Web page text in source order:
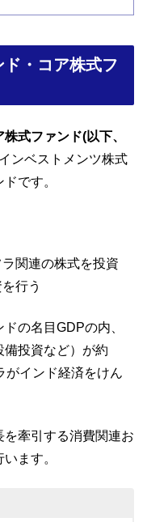
・コア株式フ
株式ファンド(以下、
ンベストメンツ株式
です。
関連の株式を投資
行う
の名目GDPの内、
投資など）が約
がインド経済をけん
牽引する消費関連お
ます。